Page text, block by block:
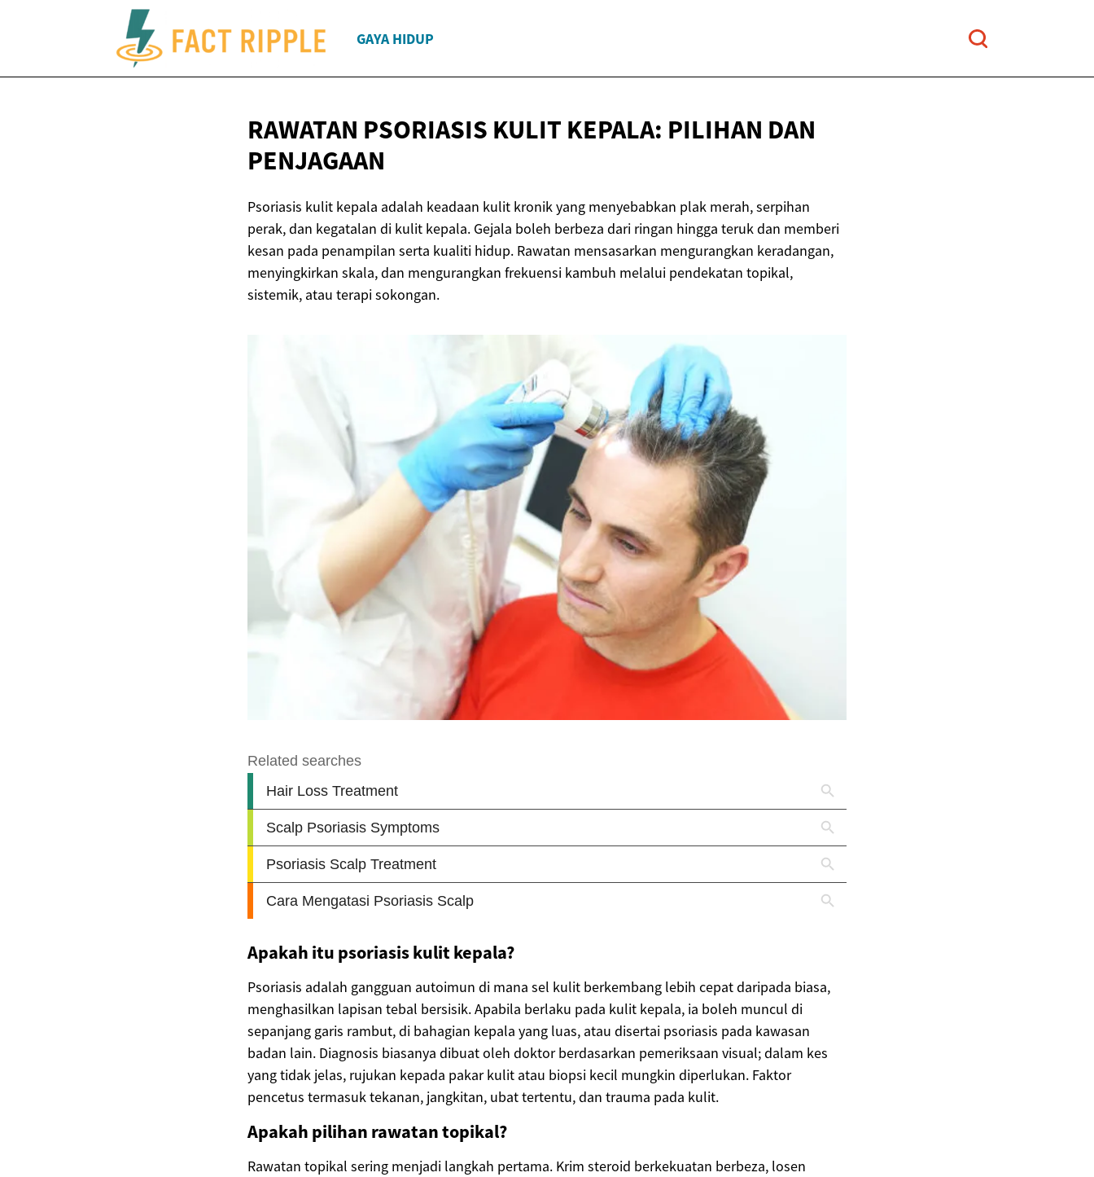
GAYA HIDUP
RAWATAN PSORIASIS KULIT KEPALA: PILIHAN DAN
PENJAGAAN
Psoriasis kulit kepala adalah keadaan kulit kronik yang menyebabkan plak merah, serpihan
perak, dan kegatalan di kulit kepala. Gejala boleh berbeza dari ringan hingga teruk dan memberi
kesan pada penampilan serta kualiti hidup. Rawatan mensasarkan mengurangkan keradangan,
menyingkirkan skala, dan mengurangkan frekuensi kambuh melalui pendekatan topikal,
sistemik, atau terapi sokongan.
Apakah itu psoriasis kulit kepala?
Psoriasis adalah gangguan autoimun di mana sel kulit berkembang lebih cepat daripada biasa,
menghasilkan lapisan tebal bersisik. Apabila berlaku pada kulit kepala, ia boleh muncul di
sepanjang garis rambut, di bahagian kepala yang luas, atau disertai psoriasis pada kawasan
badan lain. Diagnosis biasanya dibuat oleh doktor berdasarkan pemeriksaan visual; dalam kes
yang tidak jelas, rujukan kepada pakar kulit atau biopsi kecil mungkin diperlukan. Faktor
pencetus termasuk tekanan, jangkitan, ubat tertentu, dan trauma pada kulit.
Apakah pilihan rawatan topikal?
Rawatan topikal sering menjadi langkah pertama. Krim steroid berkekuatan berbeza, losen